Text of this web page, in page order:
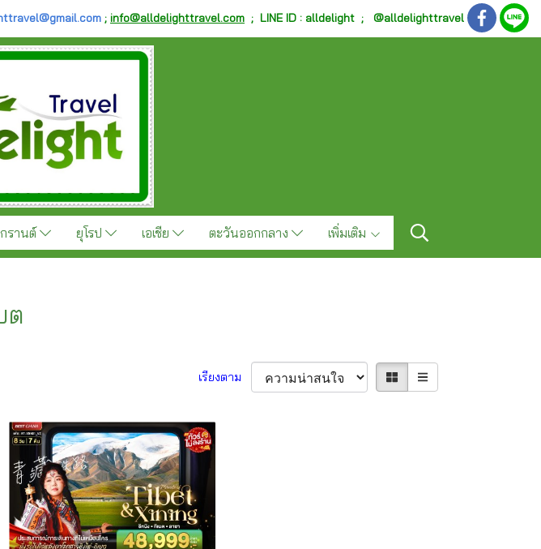
; info@alldelighttravel.com ; LINE ID : alldelight ; @alldelighttravel
รานต์ ยุโรป เอเชีย ตะวันออกกลาง เพิ่มเติม
ต
เรียงตาม